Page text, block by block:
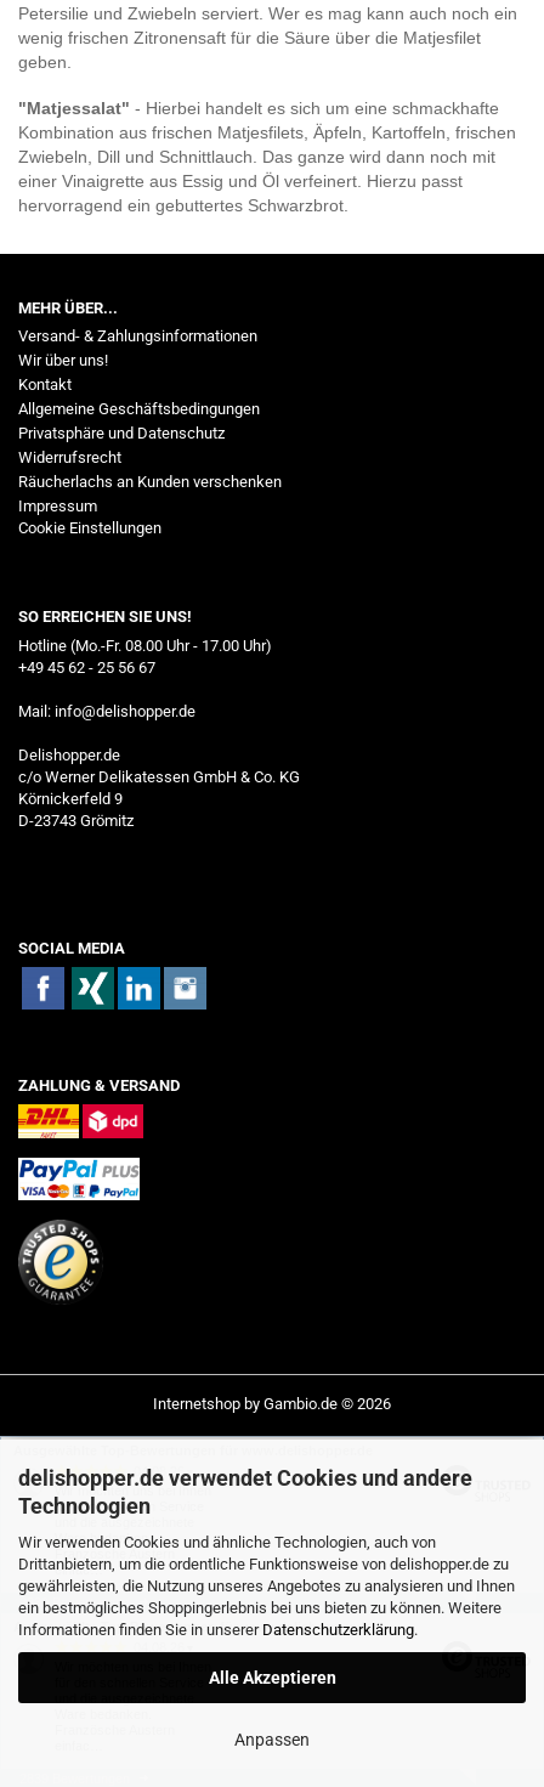
delishopper.de verwendet Cookies und andere
Technologien
Wir verwenden Cookies und ähnliche Technologien, auch von
Drittanbietern, um die ordentliche Funktionsweise von delishopper.de zu
gewährleisten, die Nutzung unseres Angebotes zu analysieren und Ihnen
ein bestmögliches Shoppingerlebnis bei uns bieten zu können. Weitere
Informationen finden Sie in unserer Datenschutzerklärung.
Alle Akzeptieren
Anpassen
Petersilie und Zwiebeln serviert. Wer es mag kann auch noch ein
wenig frischen Zitronensaft für die Säure über die Matjesfilet
geben.
"Matjessalat" - Hierbei handelt es sich um eine schmackhafte
Kombination aus frischen Matjesfilets, Äpfeln, Kartoffeln, frischen
Zwiebeln, Dill und Schnittlauch. Das ganze wird dann noch mit
einer Vinaigrette aus Essig und Öl verfeinert. Hierzu passt
hervorragend ein gebuttertes Schwarzbrot.
MEHR ÜBER...
Versand- & Zahlungsinformationen
Wir über uns!
Kontakt
Allgemeine Geschäftsbedingungen
Privatsphäre und Datenschutz
Widerrufsrecht
Räucherlachs an Kunden verschenken
Impressum
Cookie Einstellungen
SO ERREICHEN SIE UNS!
Hotline (Mo.-Fr. 08.00 Uhr - 17.00 Uhr)
+49 45 62 - 25 56 67
Mail: info@delishopper.de
Delishopper.de
c/o Werner Delikatessen GmbH & Co. KG
Körnickerfeld 9
D-23743 Grömitz
SOCIAL MEDIA
ZAHLUNG & VERSAND
Internetshop by Gambio.de © 2026
04.08.26▼
Wir möchten uns bei Ihnen
für den schnellen Service
und die ausgezeichnete
Ware bedanken.
einfac…
02.08.26▼
2839 Bewertungen
Ausgewählte Top-Bewertungen für www.delishopper.de